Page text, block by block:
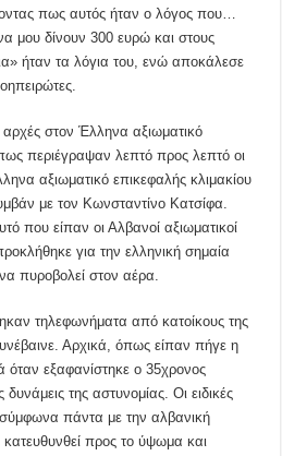
πως αυτός ήταν ο λόγος που…
μου δίνουν 300 ευρώ και στους
ήταν τα λόγια του, ενώ αποκάλεσε
στον Έλληνα αξιωματικό
περιέγραψαν λεπτό προς λεπτό οι
αξιωματικό επικεφαλής κλιμακίου
με τον Κωνσταντίνο Κατσίφα.
που είπαν οι Αλβανοί αξιωματικοί
για την ελληνική σημαία
πυροβολεί στον αέρα.
τηλεφωνήματα από κατοίκους της
Αρχικά, όπως είπαν πήγε η
όταν εξαφανίστηκε ο 35χρονος
της αστυνομίας. Οι ειδικές
πάντα με την αλβανική
προς το ύψωμα και